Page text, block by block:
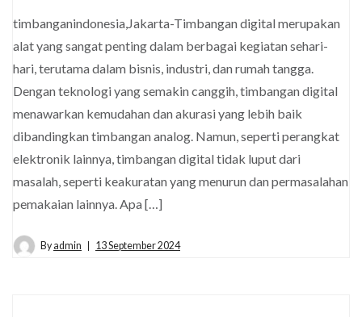
timbanganindonesia,Jakarta-Timbangan digital merupakan
alat yang sangat penting dalam berbagai kegiatan sehari-
hari, terutama dalam bisnis, industri, dan rumah tangga.
Dengan teknologi yang semakin canggih, timbangan digital
menawarkan kemudahan dan akurasi yang lebih baik
dibandingkan timbangan analog. Namun, seperti perangkat
elektronik lainnya, timbangan digital tidak luput dari
masalah, seperti keakuratan yang menurun dan permasalahan
pemakaian lainnya. Apa […]
By admin 13 September 2024